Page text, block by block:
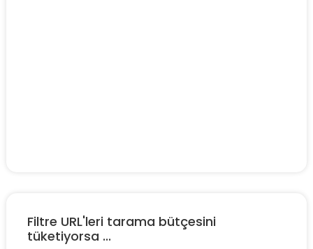
Filtre URL'leri tarama bütçesini
tüketiyorsa ...